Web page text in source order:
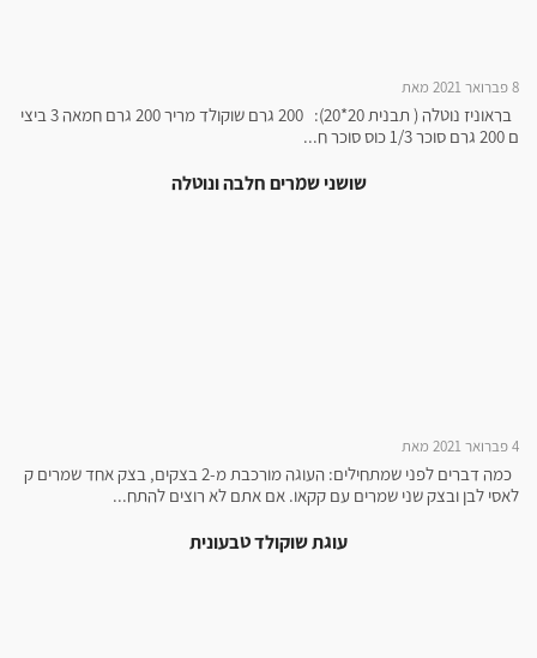
8 פברואר 2021 מאת
בראוניז נוטלה ( תבנית 20*20): 200 גרם שוקולד מריר 200 גרם חמאה 3 ביצי
ם 200 גרם סוכר 1/3 כוס סוכר ח...
שושני שמרים חלבה ונוטלה
4 פברואר 2021 מאת
כמה דברים לפני שמתחילים: העוגה מורכבת מ-2 בצקים, בצק אחד שמרים ק
לאסי לבן ובצק שני שמרים עם קקאו. אם אתם לא רוצים להתח...
עוגת שוקולד טבעונית